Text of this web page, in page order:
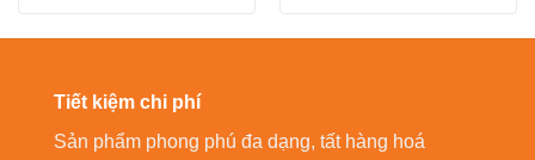
Tiết kiệm chi phí
Sản phẩm phong phú đa dạng, tất hàng hoá